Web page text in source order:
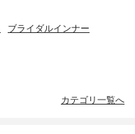
ブライダルインナー
カテゴリ一覧へ